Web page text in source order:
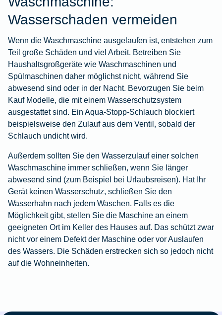
Wasserschaden vermeiden
Wenn die Waschmaschine ausgelaufen ist, entstehen zum
Teil große Schäden und viel Arbeit. Betreiben Sie
Haushaltsgroßgeräte wie Waschmaschinen und
Spülmaschinen daher möglichst nicht, während Sie
abwesend sind oder in der Nacht. Bevorzugen Sie beim
Kauf Modelle, die mit einem Wasserschutzsystem
ausgestattet sind. Ein Aqua-Stopp-Schlauch blockiert
beispielsweise den Zulauf aus dem Ventil, sobald der
Schlauch undicht wird.
Außerdem sollten Sie den Wasserzulauf einer solchen
Waschmaschine immer schließen, wenn Sie länger
abwesend sind (zum Beispiel bei Urlaubsreisen). Hat Ihr
Gerät keinen Wasserschutz, schließen Sie den
Wasserhahn nach jedem Waschen. Falls es die
Möglichkeit gibt, stellen Sie die Maschine an einem
geeigneten Ort im Keller des Hauses auf. Das schützt zwar
nicht vor einem Defekt der Maschine oder vor Auslaufen
des Wassers. Die Schäden erstrecken sich so jedoch nicht
auf die Wohneinheiten.